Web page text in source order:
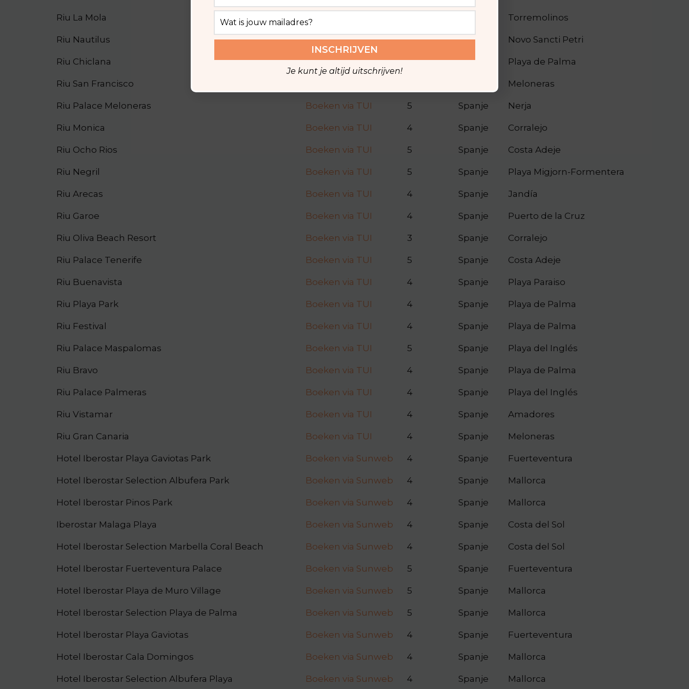
Riu La Mola Boeken via TUI Torremolinos
Riu Nautilus Boeken via TUI 4 Spanje Novo Sancti Petri
Riu Chiclana Boeken via TUI 4 Spanje Playa de Palma
Riu San Francisco Meloneras
Riu Palace Meloneras Boeken via TUI 5 Spanje Nerja
Riu Monica Boeken via TUI 4 Spanje Corralejo
Riu Ocho Rios Boeken via TUI 5 Spanje Costa Adeje
Riu Negril Boeken via TUI 5 Spanje Playa Migjorn-Formentera
Riu Arecas Boeken via TUI 4 Spanje Jandía
Riu Garoe Boeken via TUI 4 Spanje Puerto de la Cruz
Riu Oliva Beach Resort Boeken via TUI 3 Spanje Corralejo
Riu Palace Tenerife Boeken via TUI 5 Spanje Costa Adeje
Riu Buenavista Boeken via TUI 4 Spanje Playa Paraiso
Riu Playa Park Boeken via TUI 4 Spanje Playa de Palma
Riu Festival Boeken via TUI 4 Spanje Playa de Palma
Riu Palace Maspalomas Boeken via TUI 5 Spanje Playa del Inglés
Riu Bravo Boeken via TUI 4 Spanje Playa de Palma
Riu Palace Palmeras Boeken via TUI 4 Spanje Playa del Inglés
Riu Vistamar Boeken via TUI 4 Spanje Amadores
Riu Gran Canaria Boeken via TUI 4 Spanje Meloneras
Hotel Iberostar Playa Gaviotas Park Boeken via Sunweb 4 Spanje Fuerteventura
Hotel Iberostar Selection Albufera Park Boeken via Sunweb 4 Spanje Mallorca
Hotel Iberostar Pinos Park Boeken via Sunweb 4 Spanje Mallorca
Iberostar Malaga Playa Boeken via Sunweb 4 Spanje Costa del Sol
Hotel Iberostar Selection Marbella Coral Beach Boeken via Sunweb 4 Spanje Costa del Sol
Hotel Iberostar Fuerteventura Palace Boeken via Sunweb 5 Spanje Fuerteventura
Hotel Iberostar Playa de Muro Village Boeken via Sunweb 5 Spanje Mallorca
Hotel Iberostar Selection Playa de Palma Boeken via Sunweb 5 Spanje Mallorca
Hotel Iberostar Playa Gaviotas Boeken via Sunweb 4 Spanje Fuerteventura
Hotel Iberostar Cala Domingos Boeken via Sunweb 4 Spanje Mallorca
Hotel Iberostar Selection Albufera Playa Boeken via Sunweb 4 Spanje Mallorca
Je kunt je altijd uitschrijven!